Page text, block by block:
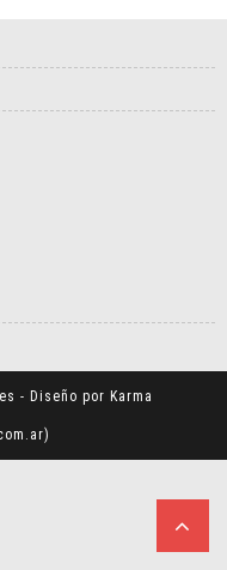
- Diseño por Karma
)